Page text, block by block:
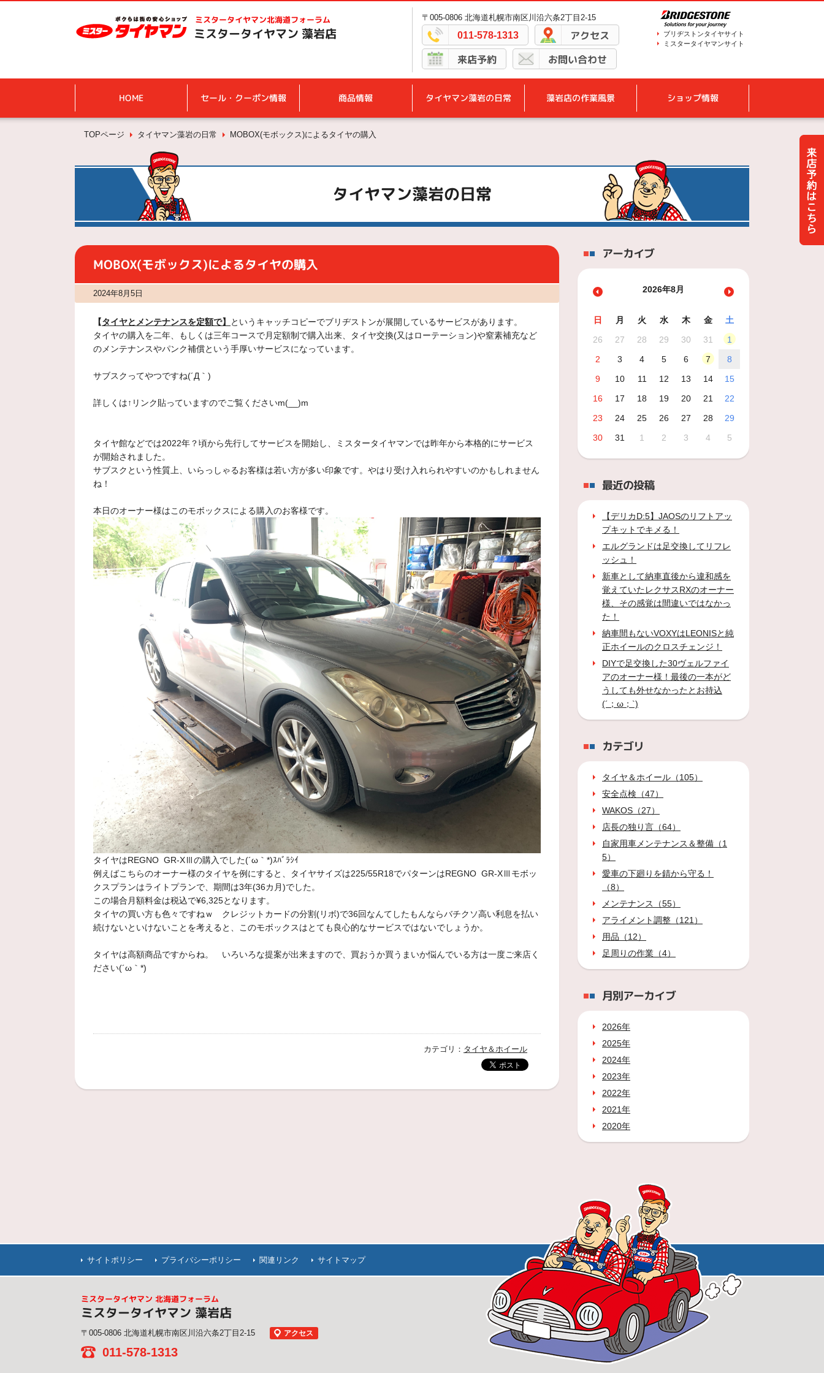
ミスタータイヤマン北海道フォーラム
ミスタータイヤマン 藻岩店
〒005-0806 北海道札幌市南区川沿六条2丁目2-15
011-578-1313 アクセス
来店予約 お問い合わせ
ブリヂストンタイヤサイト
ミスタータイヤマンサイト
HOME セール・クーポン情報 商品情報 タイヤマン藻岩の日常 藻岩店の作業風景 ショップ情報
TOPページ タイヤマン藻岩の日常 MOBOX(モボックス)によるタイヤの購入
タイヤマン藻岩の日常
MOBOX(モボックス)によるタイヤの購入
2024年8月5日
【タイヤとメンテナンスを定額で】
というキャッチコピーでブリヂストンが展開しているサービスがあります。
タイヤの購入を二年、もしくは三年コースで月定額制で購入出来、タイヤ交換(又はローテーション)や窒素補充など
のメンテナンスやパンク補償という手厚いサービスになっています。
サブスクってやつですね(´Д｀)
詳しくは↑リンク貼っていますのでご覧くださいm(__)m
タイヤ館などでは2022年？頃から先行してサービスを開始し、ミスタータイヤマンでは昨年から本格的にサービス
が開始されました。
サブスクという性質上、いらっしゃるお客様は若い方が多い印象です。やはり受け入れられやすいのかもしれません
ね！
本日のオーナー様はこのモボックスによる購入のお客様です。
タイヤはREGNO GR-XⅢの購入でした(´ω｀*)ｽﾊﾞﾗｼｲ
例えばこちらのオーナー様のタイヤを例にすると、タイヤサイズは225/55R18でパターンはREGNO GR-XⅢモボッ
クスプランはライトプランで、期間は3年(36カ月)でした。
この場合月額料金は税込で¥6,325となります。
タイヤの買い方も色々ですねｗ クレジットカードの分割(リボ)で36回なんてしたもんならバチクソ高い利息を払い
続けないといけないことを考えると、このモボックスはとても良心的なサービスではないでしょうか。
タイヤは高額商品ですからね。 いろいろな提案が出来ますので、買おうか買うまいか悩んでいる方は一度ご来店く
ださい(´ω｀*)
カテゴリ： タイヤ＆ホイール
アーカイブ
2026年8月
日 月 火 水 木 金
土
26
27 28 29 30 31
1
2
3 4 5 6 7
8
9
10 11 12 13 14
15
16
17 18 19 20 21
22
23
24 25 26 27 28
29
30
31 1 2 3 4 5
最近の投稿
【デリカD:5】JAOSのリフトアッ
プキットでキメる！
エルグランドは足交換してリフレ
ッシュ！
新車として納車直後から違和感を
覚えていたレクサスRXのオーナー
様、その感覚は間違いではなかっ
た！
納車間もないVOXYはLEONISと純
正ホイールのクロスチェンジ！
DIYで足交換した30ヴェルファイ
アのオーナー様！最後の一本がど
うしても外せなかったとお持込
(´；ω；`)
カテゴリ
タイヤ＆ホイール（105）
安全点検（47）
WAKOS（27）
店長の独り言（64）
自家用車メンテナンス＆整備（1
5）
愛車の下廻りを錆から守る！
（8）
メンテナンス（55）
アライメント調整（121）
用品（12）
足周りの作業（4）
月別アーカイブ
2026年
2025年
2024年
2023年
2022年
2021年
2020年
サイトポリシー プライバシーポリシー 関連リンク サイトマップ
ミスタータイヤマン 北海道フォーラム
ミスタータイヤマン 藻岩店
〒005-0806 北海道札幌市南区川沿六条2丁目2-15 アクセス
011-578-1313